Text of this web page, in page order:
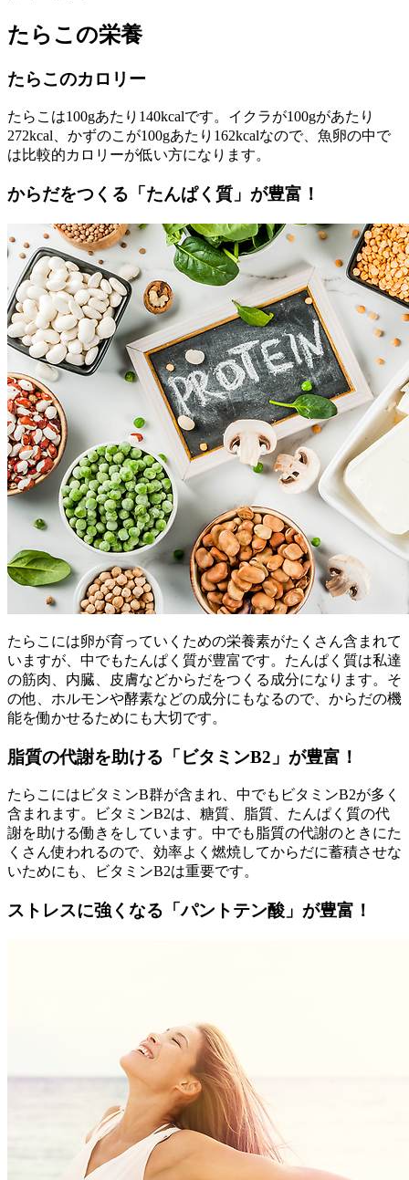
たらこの栄養
たらこのカロリー
たらこは100gあたり140kcalです。イクラが100gがあたり
272kcal、かずのこが100gあたり162kcalなので、魚卵の中で
は比較的カロリーが低い方になります。
からだをつくる「たんぱく質」が豊富！
たらこには卵が育っていくための栄養素がたくさん含まれて
いますが、中でもたんぱく質が豊富です。たんぱく質は私達
の筋肉、内臓、皮膚などからだをつくる成分になります。そ
の他、ホルモンや酵素などの成分にもなるので、からだの機
能を働かせるためにも大切です。
脂質の代謝を助ける「ビタミンB2」が豊富！
たらこにはビタミンB群が含まれ、中でもビタミンB2が多く
含まれます。ビタミンB2は、糖質、脂質、たんぱく質の代
謝を助ける働きをしています。中でも脂質の代謝のときにた
くさん使われるので、効率よく燃焼してからだに蓄積させな
いためにも、ビタミンB2は重要です。
ストレスに強くなる「パントテン酸」が豊富！